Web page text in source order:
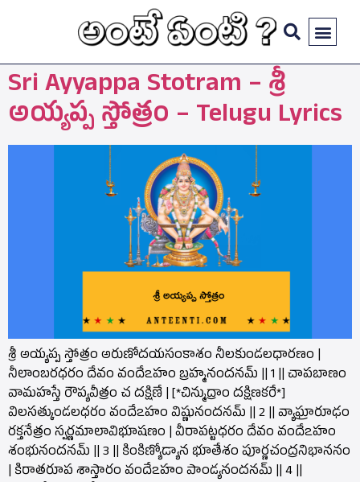
Sri Ayyappa Stotram – శ్రీ
అయ్యప్ప స్తోత్రం – Telugu Lyrics
శ్రీ అయ్యప్ప స్తోత్రం అరుణోదయసంకాశం నీలకుండలధారణం |
నీలాంబరధరం దేవం వందేఽహం బ్రహ్మనందనమ్ || 1 || చాపబాణం
వామహస్తే రౌప్యవీత్రం చ దక్షిణే | [*చిన్ముద్రాం దక్షిణకరే*]
విలసత్కుండలధరం వందేఽహం విష్ణునందనమ్ || 2 || వ్యాఘ్రారూఢం
రక్తనేత్రం స్వర్ణమాలావిభూషణం | వీరాపట్టధరం దేవం వందేఽహం
శంభునందనమ్ || 3 || కింకిణ్యోడ్యాన భూతేశం పూర్ణచంద్రనిభాననం
| కిరాతరూప శాస్తారం వందేఽహం పాండ్యనందనమ్ || 4 ||